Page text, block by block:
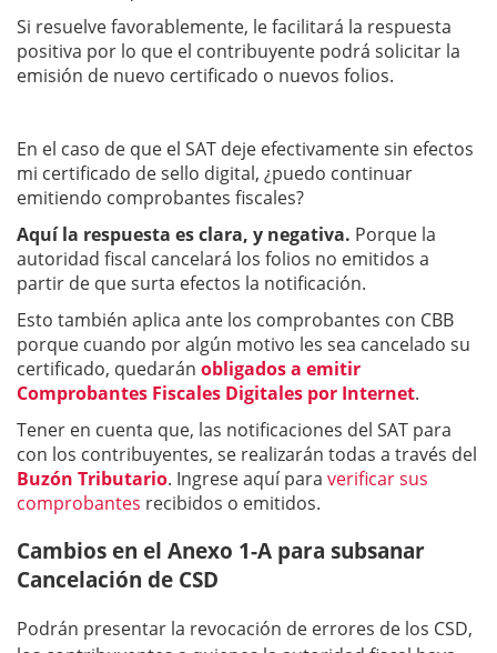
Si resuelve favorablemente, le facilitará la respuesta
positiva por lo que el contribuyente podrá solicitar la
emisión de nuevo certificado o nuevos folios.
En el caso de que el SAT deje efectivamente sin efectos
mi certificado de sello digital, ¿puedo continuar
emitiendo comprobantes fiscales?
Aquí la respuesta es clara, y negativa. Porque la
autoridad fiscal cancelará los folios no emitidos a
partir de que surta efectos la notificación.
Esto también aplica ante los comprobantes con CBB
porque cuando por algún motivo les sea cancelado su
certificado, quedarán obligados a emitir
Comprobantes Fiscales Digitales por Internet.
Tener en cuenta que, las notificaciones del SAT para
con los contribuyentes, se realizarán todas a través del
Buzón Tributario. Ingrese aquí para verificar sus
comprobantes recibidos o emitidos.
Cambios en el Anexo 1-A para subsanar
Cancelación de CSD
Podrán presentar la revocación de errores de los CSD,